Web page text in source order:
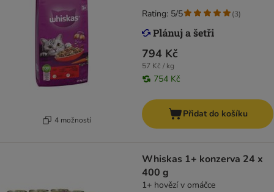
4 možností
794 Kč
57 Kč / kg
754 Kč
Rating: 5/5 (3)
Přidat do košíku
Whiskas 1+ konzerva 24 x
400 g
1+ hovězí v omáčce